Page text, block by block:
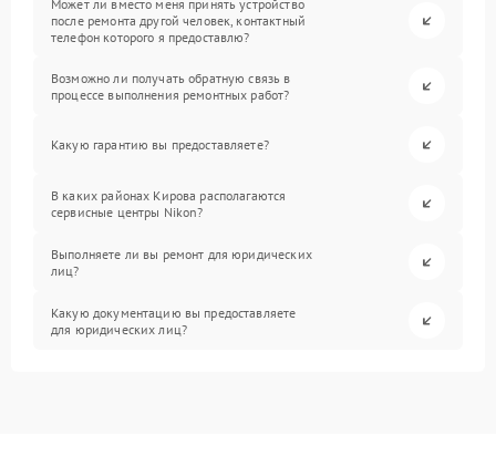
Может ли вместо меня принять устройство
после ремонта другой человек, контактный
телефон которого я предоставлю?
Возможно ли получать обратную связь в
процессе выполнения ремонтных работ?
Какую гарантию вы предоставляете?
В каких районах Кирова располагаются
сервисные центры Nikon?
Выполняете ли вы ремонт для юридических
лиц?
Какую документацию вы предоставляете
для юридических лиц?